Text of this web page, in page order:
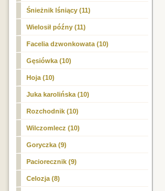
Śnieżnik lśniący (11)
Wielosił późny (11)
Facelia dzwonkowata (10)
Gęsiówka (10)
Hoja (10)
Juka karolińska (10)
Rozchodnik (10)
Wilczomlecz (10)
Goryczka (9)
Paciorecznik (9)
Celozja (8)